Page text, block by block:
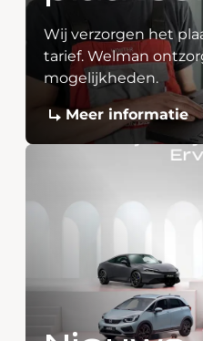
Wij verzorgen het
tarief. Welman
mogelijkheden.
Meer informatie